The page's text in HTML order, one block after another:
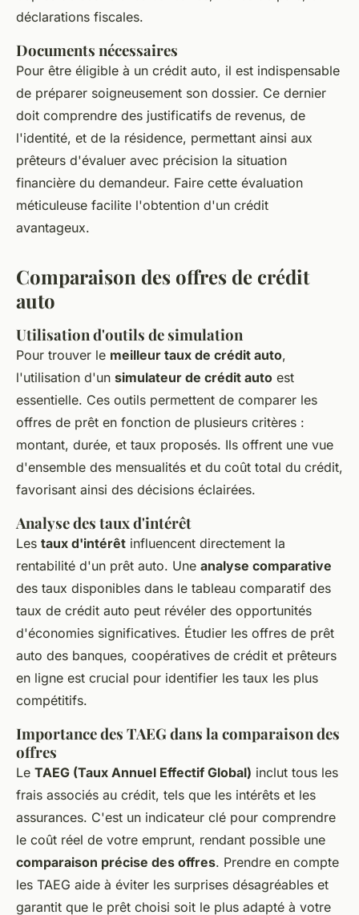
déclarations fiscales.
Documents nécessaires
Pour être éligible à un crédit auto, il est indispensable
de préparer soigneusement son dossier. Ce dernier
doit comprendre des justificatifs de revenus, de
l'identité, et de la résidence, permettant ainsi aux
prêteurs d'évaluer avec précision la situation
financière du demandeur. Faire cette évaluation
méticuleuse facilite l'obtention d'un crédit
avantageux.
Comparaison des offres de crédit
auto
Utilisation d'outils de simulation
Pour trouver le meilleur taux de crédit auto,
l'utilisation d'un simulateur de crédit auto est
essentielle. Ces outils permettent de comparer les
offres de prêt en fonction de plusieurs critères :
montant, durée, et taux proposés. Ils offrent une vue
d'ensemble des mensualités et du coût total du crédit,
favorisant ainsi des décisions éclairées.
Analyse des taux d'intérêt
Les taux d'intérêt influencent directement la
rentabilité d'un prêt auto. Une analyse comparative
des taux disponibles dans le tableau comparatif des
taux de crédit auto peut révéler des opportunités
d'économies significatives. Étudier les offres de prêt
auto des banques, coopératives de crédit et prêteurs
en ligne est crucial pour identifier les taux les plus
compétitifs.
Importance des TAEG dans la comparaison des
offres
Le TAEG (Taux Annuel Effectif Global) inclut tous les
frais associés au crédit, tels que les intérêts et les
assurances. C'est un indicateur clé pour comprendre
le coût réel de votre emprunt, rendant possible une
comparaison précise des offres. Prendre en compte
les TAEG aide à éviter les surprises désagréables et
garantit que le prêt choisi soit le plus adapté à votre